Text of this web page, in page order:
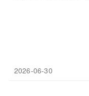
2026-06-30